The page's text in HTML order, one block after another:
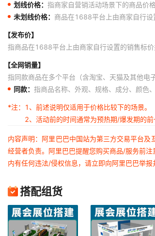
划线价格： 指商家自营销活动场景下的商品价
未划线价格： 商品在1688平台上由商家自行
【发布价】
指商品在1688平台上由商家自行设置的销售标
【全网销量】
指同款商品在多个平台（含淘宝、天猫及其他电
同款： 指商品名称、外观、规格、成分、颜色
*注：
1、前述说明仅适用于价格比较下的场景。
2、活动前的时间通常为预热期/爆发期的
内容声明：阿里巴巴中国站为第三方交易平台
经营者负责。阿里巴巴提醒您购买商品/服务前
内有任何违法/侵权信息，请立即向阿里巴巴举报
搭配组货